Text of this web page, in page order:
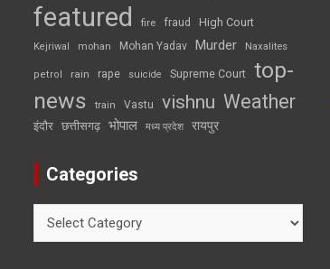
featured fire fraud High Court
Kejriwal mohan Mohan Yadav Murder Naxalites
petrol rain rape suicide Supreme Court top-
news
train Vastu vishnu Weather
इंदौर छत्तीसगढ़ भोपाल मध्य प्रदेश रायपुर
Categories